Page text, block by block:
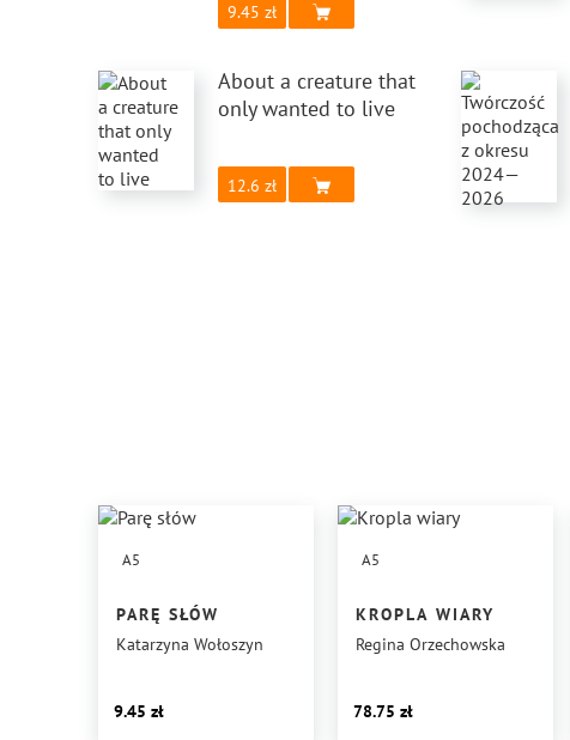
9.45
About a creature that
only wanted to live
12.6
A5
PARĘ SŁÓW
Katarzyna Wołoszyn
9.45
A5
KROPLA WIARY
Regina Orzechowska
78.75